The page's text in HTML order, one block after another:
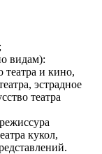
видам):
театра и кино,
эстрадное
театра
кукол,